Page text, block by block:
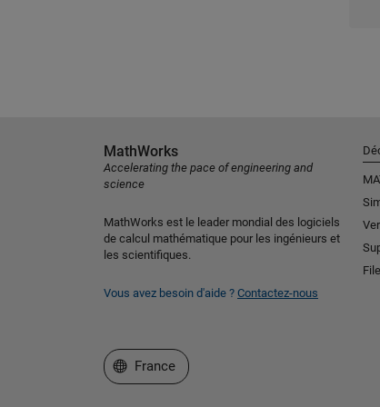
MathWorks
Accelerating the pace of engineering and
science
MathWorks est le leader mondial des logiciels
de calcul mathématique pour les ingénieurs et
les scientifiques.
Vous avez besoin d'aide ? Contactez-nous
Sélectionner un site web
France